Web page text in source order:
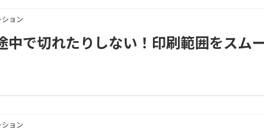
ョン
中で切れたりしない！印刷範囲をスム
ョン